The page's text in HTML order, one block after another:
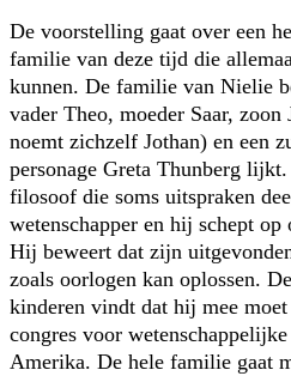
De voorstelling gaat over een
familie van deze tijd die
kunnen. De familie van Nielie
vader Theo, moeder Saar, zoon
noemt zichzelf Jothan) en een
personage Greta Thunberg
filosoof die soms uitspraken
wetenschapper en hij schept
Hij beweert dat zijn
zoals oorlogen kan oplossen.
kinderen vindt dat hij mee moet
congres voor
Amerika. De hele familie gaat